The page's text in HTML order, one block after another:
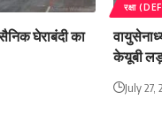
घेराबंदी का
रक्षा
केयूबी
July 27,